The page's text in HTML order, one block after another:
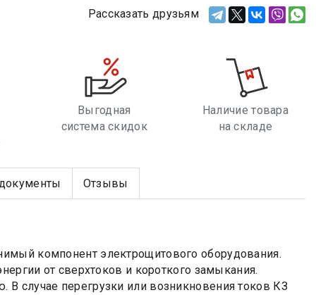
Рассказать друзьям
Выгодная
система скидок
Наличие товара
на складе
Отзывы
компонент электрощитового оборудования.
от сверхтоков и короткого замыкания.
случае перегрузки или возникновения токов КЗ